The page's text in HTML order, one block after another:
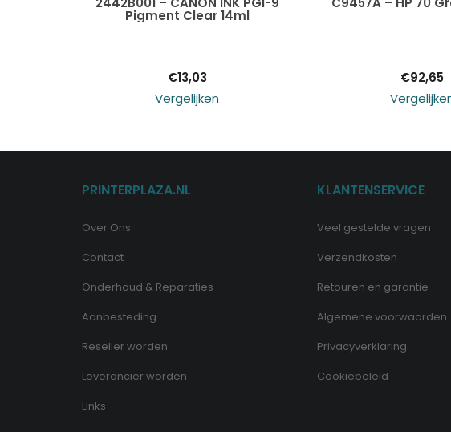
Pigment Clear 14ml
€13,03
Vergelijken
€92,65
PRINTERPLAZA.NL
Over Ons
Contact
Onderhoud & Reparaties
Aanbesteding
Reseller worden
Leverancier worden
Links
KLANTENSERVICE
Veel gestelde vragen
Verzendkosten
Retouren en garantie
Algemene voorwaarden
Privacyverklaring
Cookiebeleid